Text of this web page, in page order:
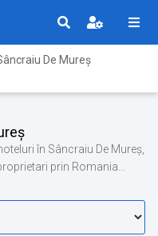
De Mureș
în Sâncraiu De Mureș,